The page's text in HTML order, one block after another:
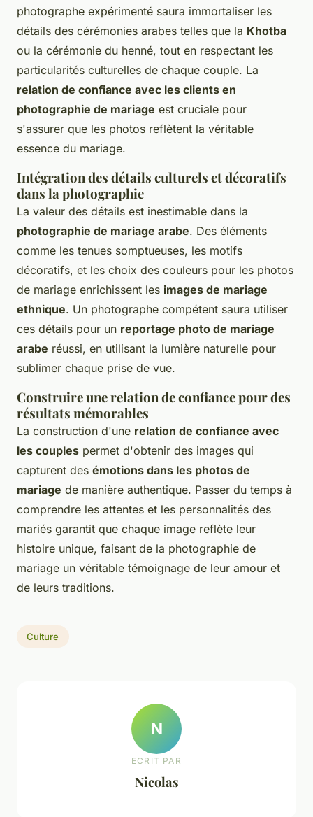
photographe expérimenté saura immortaliser les
détails des cérémonies arabes telles que la Khotba
ou la cérémonie du henné, tout en respectant les
particularités culturelles de chaque couple. La
relation de confiance avec les clients en
photographie de mariage est cruciale pour
s'assurer que les photos reflètent la véritable
essence du mariage.
Intégration des détails culturels et décoratifs
dans la photographie
La valeur des détails est inestimable dans la
photographie de mariage arabe. Des éléments
comme les tenues somptueuses, les motifs
décoratifs, et les choix des couleurs pour les photos
de mariage enrichissent les images de mariage
ethnique. Un photographe compétent saura utiliser
ces détails pour un reportage photo de mariage
arabe réussi, en utilisant la lumière naturelle pour
sublimer chaque prise de vue.
Construire une relation de confiance pour des
résultats mémorables
La construction d'une relation de confiance avec
les couples permet d'obtenir des images qui
capturent des émotions dans les photos de
mariage de manière authentique. Passer du temps à
comprendre les attentes et les personnalités des
mariés garantit que chaque image reflète leur
histoire unique, faisant de la photographie de
mariage un véritable témoignage de leur amour et
de leurs traditions.
Culture
N
ECRIT PAR
Nicolas